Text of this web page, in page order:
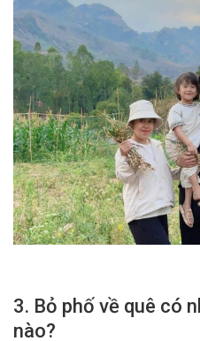
3. Bỏ phố về quê có
nào?